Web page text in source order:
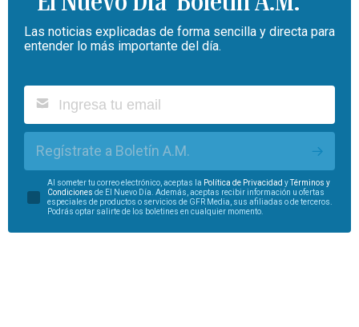
Las noticias explicadas de forma sencilla y directa para
entender lo más importante del día.
Regístrate a Boletín A.M.
Al someter tu correo electrónico, aceptas la Política de Privacidad y
Términos y
Condiciones de El Nuevo Día. Además, aceptas recibir información u ofertas
especiales de productos o servicios de GFR Media, sus afiliadas o de terceros.
Podrás optar salirte de los boletines en cualquier momento.